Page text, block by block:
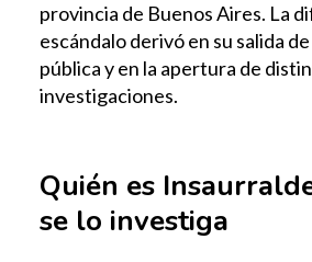
provincia de Buenos Aires. La
escándalo derivó en su salida
pública y en la apertura de
investigaciones.
Quién es
se lo investiga